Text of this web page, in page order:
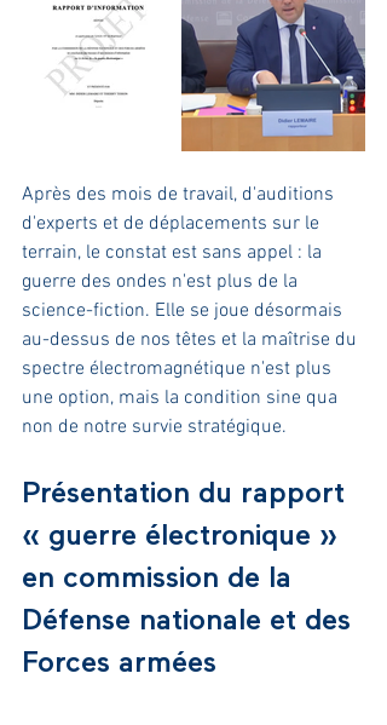
Après des mois de travail, d'auditions
d'experts et de déplacements sur le
terrain, le constat est sans appel : la
guerre des ondes n'est plus de la
science-fiction. Elle se joue désormais
au-dessus de nos têtes et la maîtrise du
spectre électromagnétique n'est plus
une option, mais la condition sine qua
non de notre survie stratégique.
Présentation du rapport
« guerre électronique »
en commission de la
Défense nationale et des
Forces armées